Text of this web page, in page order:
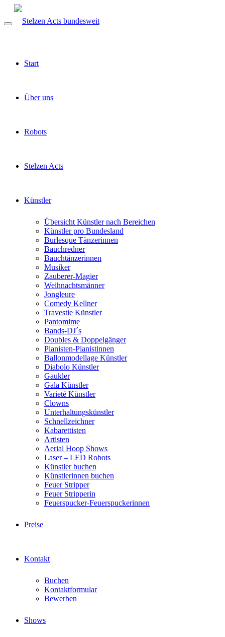
Start
Über uns
Robots
Stelzen Acts
Künstler
Übersicht Künstler nach Bereichen
Künstler pro Bundesland
Burlesque Tänzerinnen
Bauchredner
Bauchtänzerinnen
Musiker
Zauberer-Magier
Weihnachtsmänner
Jongleure
Comedy Kellner
Travestie Künstler
Pantomime
Bands-DJ´s
Doubles & Doppelgänger
Pianisten-Pianistinnen
Ballonmodellage Künstler
Diabolo Künstler
Gaukler
Gala Künstler
Varieté Künstler
Clowns
Unterhaltungskünstler
Schnellzeichner
Kabarettisten
Artisten
Aerial Hoop Shows
Laser – LED Robots
Künstler buchen
Künstlerinnen buchen
Feuer Stripper
Feuer Stripperin
Feuerspucker-Feuerspuckerinnen
Preise
Kontakt
Buchen
Kontaktformular
Bewerben
Shows